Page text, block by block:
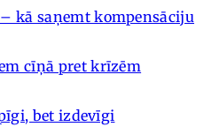
kā saņemt kompensāciju
cīņā pret krīzēm
bet izdevīgi